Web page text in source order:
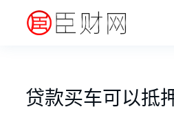
贷款买车可以抵